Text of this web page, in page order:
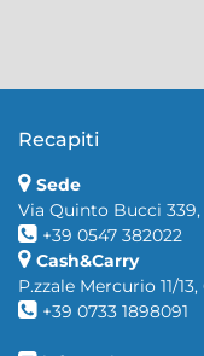
Recapiti
Sede
Via Quinto Bucci 339,
+39 0547 382022
Cash&Carry
P.zzale Mercurio 11/
+39 0733 1898091